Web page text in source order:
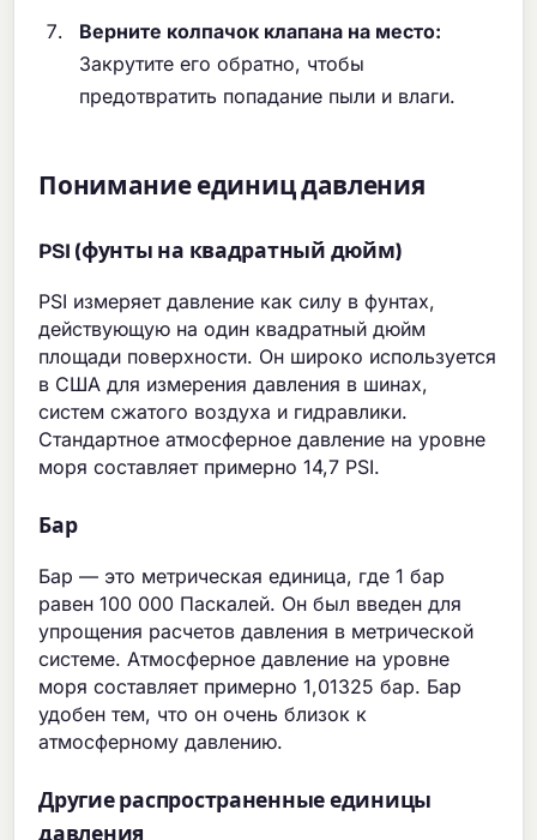
Верните колпачок клапана на место:
Закрутите его обратно, чтобы
предотвратить попадание пыли и влаги.
Понимание единиц давления
PSI (фунты на квадратный дюйм)
PSI измеряет давление как силу в фунтах,
действующую на один квадратный дюйм
площади поверхности. Он широко используется
в США для измерения давления в шинах,
систем сжатого воздуха и гидравлики.
Стандартное атмосферное давление на уровне
моря составляет примерно 14,7 PSI.
Бар
Бар — это метрическая единица, где 1 бар
равен 100 000 Паскалей. Он был введен для
упрощения расчетов давления в метрической
системе. Атмосферное давление на уровне
моря составляет примерно 1,01325 бар. Бар
удобен тем, что он очень близок к
атмосферному давлению.
Другие распространенные единицы